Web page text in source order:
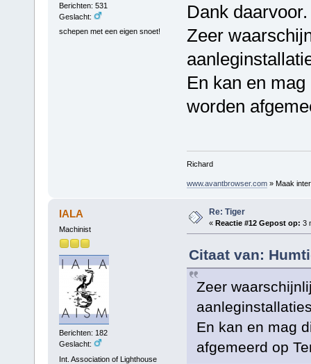
Berichten: 531
Geslacht:
schepen met een eigen snoet!
Dank daarvoor.
Zeer
En kan en
worden
Richard
www.avantbrowser.com» Maak
IALA
Machinist
Berichten: 182
Geslacht:
Int. Association of Lighthouse
Re: Tiger
« Reactie #12 Gepost op: 3
Citaat van:
Zeer
En kan en mag
afgemeerd op